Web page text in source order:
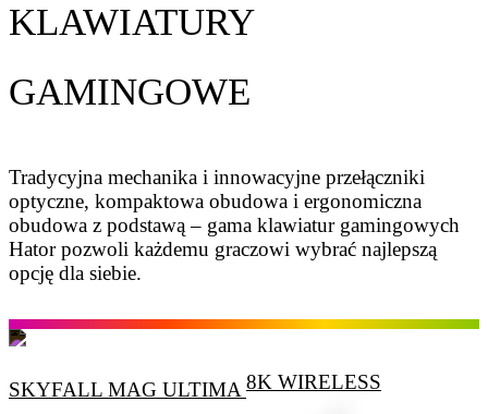
KLAWIATURY
GAMINGOWE
Tradycyjna mechanika i innowacyjne przełączniki
optyczne, kompaktowa obudowa i ergonomiczna
obudowa z podstawą – gama klawiatur gamingowych
Hator pozwoli każdemu graczowi wybrać najlepszą
opcję dla siebie.
SKYFALL MAG ULTIMA8K WIRELESS